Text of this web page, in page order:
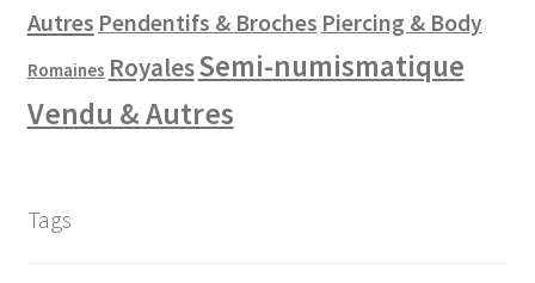
Autres Pendentifs & Broches Piercing & Body
Romaines RoyalesSemi-numismatique
Vendu & Autres
Tags